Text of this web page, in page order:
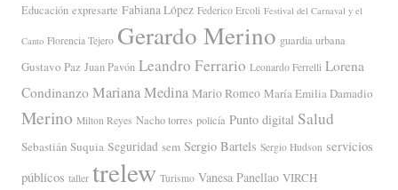
Educación expresarte Fabiana López Federico Ercoli Festival del Carnaval y el
Canto Florencia Tejero Gerardo Merino guardia urbana
Gustavo Paz Juan Pavón Leandro Ferrario Leonardo Ferrelli Lorena
Condinanzo Mariana Medina Mario Romeo María Emilia Damadio
Merino Milton Reyes Nacho torres policía Punto digital Salud
Sebastián Suquia Seguridad sem Sergio Bartels Sergio Hudson servicios
públicos taller trelew Turismo Vanesa Panellao VIRCH